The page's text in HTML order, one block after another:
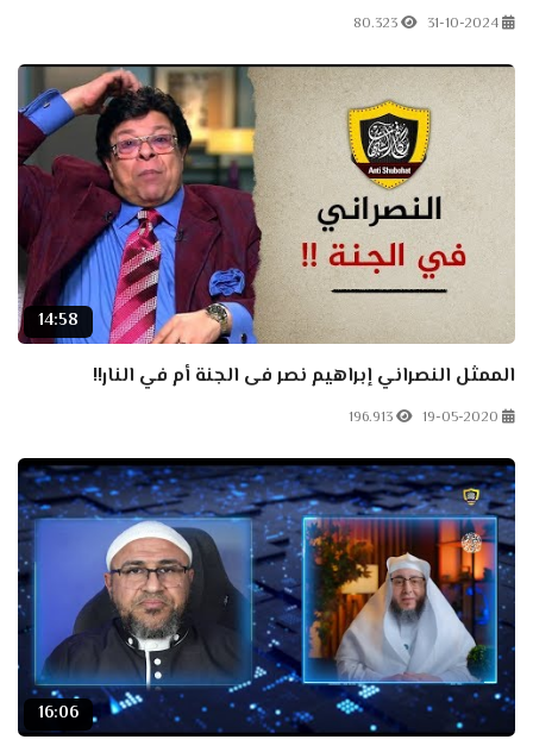
31-10-2024
80.323
14:58
الممثل النصراني إبراهيم نصر فى الجنة أم في النار!!
19-05-2020
196.913
16:06